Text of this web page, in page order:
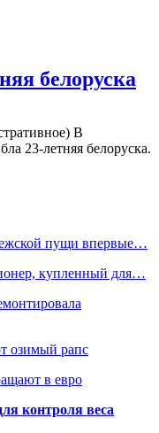
белоруска
В
23-летняя белоруска.
пущи впервые…
купленный для…
озимый рапс
в евро
контроля веса